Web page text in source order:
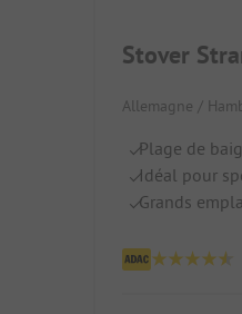
Stover
Allemagne /
Plage de
Idéal pour
Grands